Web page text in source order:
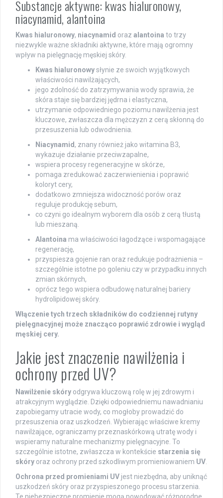
Substancje aktywne: kwas hialuronowy,
niacynamid, alantoina
Kwas hialuronowy, niacynamid oraz alantoina to trzy
niezwykle ważne składniki aktywne, które mają ogromny
wpływ na pielęgnację męskiej skóry.
Kwas hialuronowysłynie ze swoich wyjątkowych
właściwości nawilżających,
jego zdolność do zatrzymywania wody sprawia, że
skóra staje się bardziej jędrna i elastyczna,
utrzymanie odpowiedniego poziomu nawilżenia jest
kluczowe, zwłaszcza dla mężczyzn z cerą skłonną do
przesuszenia lub odwodnienia.
Niacynamid, znany również jako witamina B3,
wykazuje działanie przeciwzapalne,
wspiera procesy regeneracyjne w skórze,
pomaga zredukować zaczerwienienia i poprawić
koloryt cery,
dodatkowo zmniejsza widoczność porów oraz
reguluje produkcję sebum,
co czyni go idealnym wyborem dla osób z cerą tłustą
lub mieszaną.
Alantoina ma właściwości łagodzące i wspomagające
regenerację,
przyspiesza gojenie ran oraz redukuje podrażnienia –
szczególnie istotne po goleniu czy w przypadku innych
zmian skórnych,
oprócz tego wspiera odbudowę naturalnej bariery
hydrolipidowej skóry.
Włączenie tych trzech składników do codziennej rutyny
pielęgnacyjnej może znacząco poprawić zdrowie i wygląd
męskiej cery.
Jakie jest znaczenie nawilżenia i
ochrony przed UV?
Nawilżenie skóry odgrywa kluczową rolę w jej zdrowym i
atrakcyjnym wyglądzie. Dzięki odpowiedniemu nawadnianiu
zapobiegamy utracie wody, co mogłoby prowadzić do
przesuszenia oraz uszkodzeń. Wybierając właściwe kremy
nawilżające, ograniczamy przeznaskórkową utratę wody i
wspieramy naturalne mechanizmy pielęgnacyjne. To
szczególnie istotne, zwłaszcza w kontekście starzenia się
skóry oraz ochrony przed szkodliwym promieniowaniem UV
Ochrona przed promieniami UV jest niezbędna, aby uniknąć
uszkodzeń skóry oraz przyspieszonego procesu starzenia.
Te niebezpieczne promienie mogą powodować różnorodne